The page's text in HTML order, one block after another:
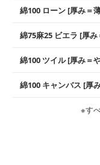
使いやすさNo.1！し
高さがオックス生地の
般にお使いいただけ
※レッスンバッグ、上
・布団カバーなどの
柔らかくふんわりと
チなど直接肌に触れる
す。
・スタイ、おくるみな
・ブラウス、チュニ
・パジャマなどの寝具
綿100 ローン [厚み＝
上質で薄手の平織り
良さが魅力。透け感が
・ブラウス、シャツ
綿75麻25 ビエラ [厚
コットン75％リネン
りもふんわりとした柔
綿100 ツイル [厚み＝
綾織りの生地です。
らかいのが特徴です
綿100 キャンバス [厚
耐久性があります。
小物、インテリア用
※す